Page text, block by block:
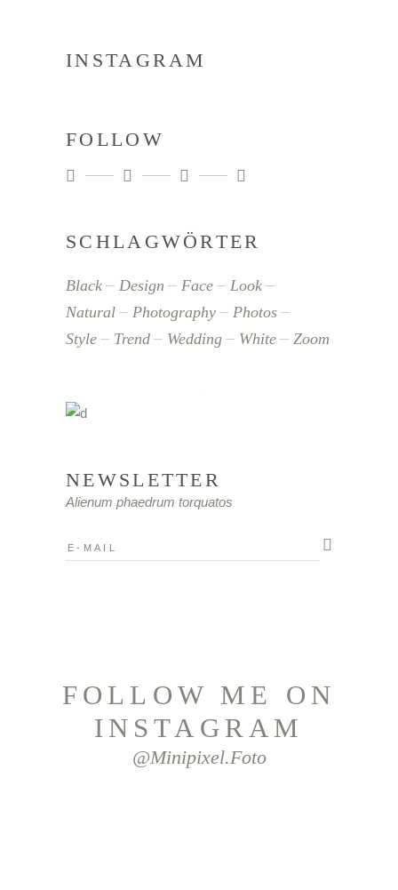
INSTAGRAM
FOLLOW
SCHLAGWÖRTER
Black Design Face
Look
Natural
Photography
Photos
Style
Trend Wedding White Zoom
NEWSLETTER
Alienum phaedrum torquatos
FOLLOW ME ON
INSTAGRAM
@minipixel.foto